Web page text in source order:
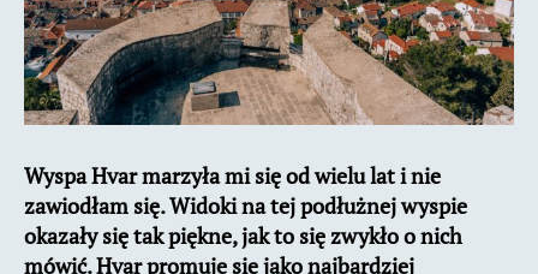
Wyspa Hvar marzyła mi się od wielu lat i nie
zawiodłam się. Widoki na tej podłużnej wyspie
okazały się tak piękne, jak to się zwykło o nich
mówić. Hvar promuje się jako najbardziej